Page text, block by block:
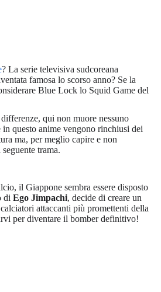
? La serie televisiva sudcoreana
famosa lo scorso anno? Se la
Blue Lock lo Squid Game del
qui non muore nessuno
in questo anime vengono rinchiusi dei
ma, per meglio capire e non
trama.
il Giappone sembra essere disposto
di Ego Jimpachi, decide di creare un
attaccanti più promettenti della
per diventare il bomber definitivo!